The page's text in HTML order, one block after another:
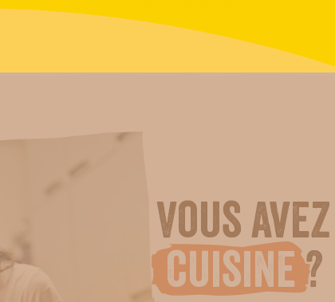
Vous
cuisine ?